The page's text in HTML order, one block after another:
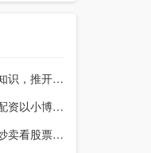
炒股必备常识：了解证券基础知识，推开股票市场大门
股票和期货市场实力投资者擅配资以小博大，顶配网优势尽显
股票入门知识：从沙丁鱼罐头炒卖看股票交易本质，你了解吗？